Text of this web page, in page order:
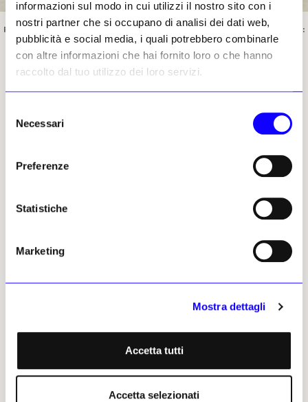
informazioni sul modo in cui utilizzi il nostro sito con i
nostri partner che si occupano di analisi dei dati web,
pubblicità e social media, i quali potrebbero combinarle
con altre informazioni che hai fornito loro o che hanno
raccolto dal tuo utilizzo dei loro servizi.
delNecessari
Preferenze
Statistiche
Marketing
Mostra dettagli
Accetta tutti
Accetta selezionati
Rodrigo Hernández, «Anche di notte», 2022. Courtesy dell’artista e P420, Bologna. Foto:
Carlo Favero
| © Riproduzione riservata